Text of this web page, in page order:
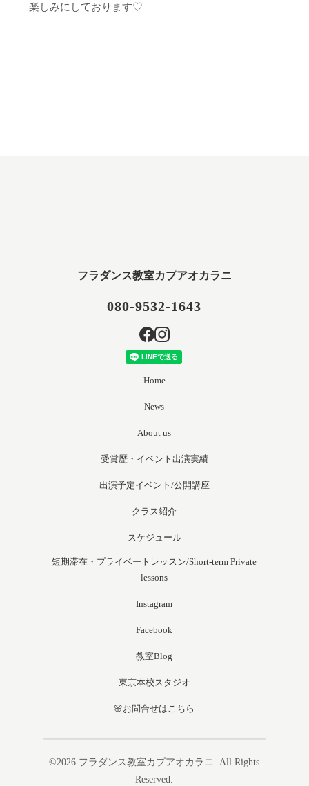
楽しみにしております♡
フラダンス教室カプアオカラニ
080-9532-1643
Home
News
About us
受賞歴・イベント出演実績
出演予定イベント/公開講座
クラス紹介
スケジュール
短期滞在・プライベートレッスン/Short-term Private
lessons
Instagram
Facebook
教室Blog
東京本校スタジオ
🌸お問合せはこちら
©2026 フラダンス教室カプアオカラニ
. All Rights
Reserved.